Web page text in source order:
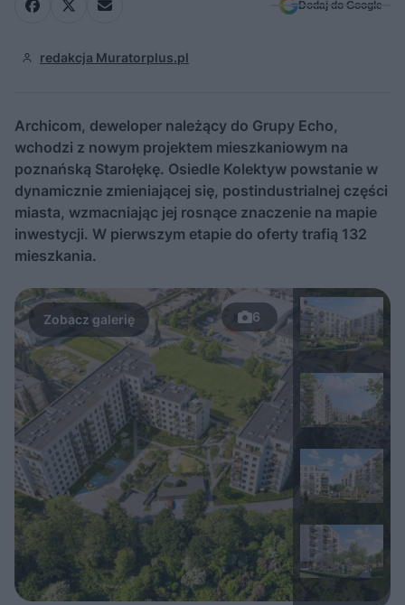
Dodaj do Google
redakcja Muratorplus.pl
Archicom, deweloper należący do Grupy Echo,
wchodzi z nowym projektem mieszkaniowym na
poznańską Starołękę. Osiedle Kolektyw powstanie w
dynamicznie zmieniającej się, postindustrialnej części
miasta, wzmacniając jej rosnące znaczenie na mapie
inwestycji. W pierwszym etapie do oferty trafią 132
mieszkania.
6